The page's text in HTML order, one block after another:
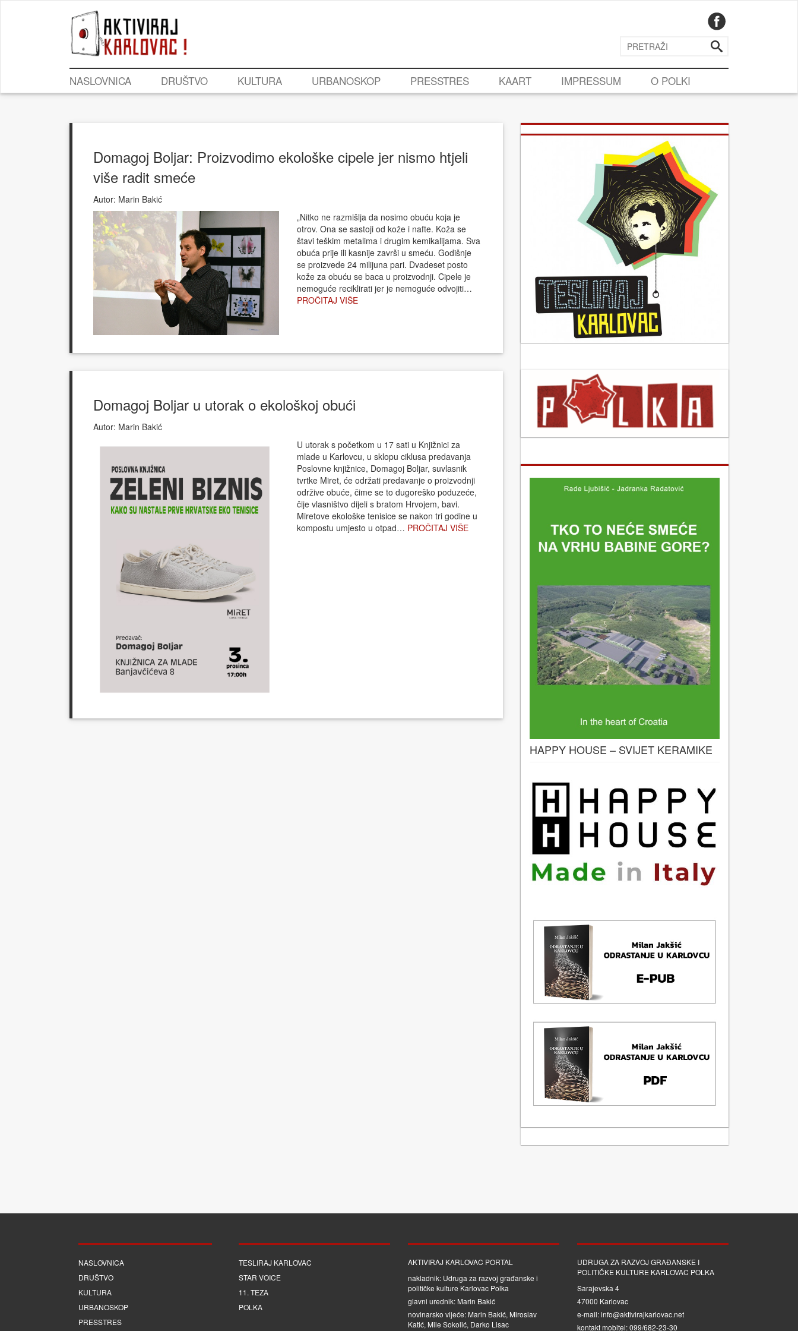
NASLOVNICA DRUŠTVO KULTURA URBANOSKOP PRESSTRES KAART IMPRESSUM O POLKI
Domagoj Boljar: Proizvodimo ekološke cipele jer nismo htjeli
više radit smeće
Autor: Marin Bakić
„Nitko ne razmišlja da nosimo obuću koja je
otrov. Ona se sastoji od kože i nafte. Koža se
štavi teškim metalima i drugim kemikalijama. Sva
obuća prije ili kasnije završi u smeću. Godišnje
se proizvede 24 milijuna pari. Dvadeset posto
kože za obuću se baca u proizvodnji. Cipele je
nemoguće reciklirati jer je nemoguće odvojiti…
PROČITAJ VIŠE
Domagoj Boljar u utorak o ekološkoj obući
Autor: Marin Bakić
U utorak s početkom u 17 sati u Knjižnici za
mlade u Karlovcu, u sklopu ciklusa predavanja
Poslovne knjižnice, Domagoj Boljar, suvlasnik
tvrtke Miret, će održati predavanje o proizvodnji
održive obuće, čime se to dugoreško poduzeće,
čije vlasništvo dijeli s bratom Hrvojem, bavi.
Miretove ekološke tenisice se nakon tri godine u
kompostu umjesto u otpad… PROČITAJ VIŠE
HAPPY HOUSE – SVIJET KERAMIKE
NASLOVNICA
DRUŠTVO
KULTURA
URBANOSKOP
PRESSTRES
TESLIRAJ KARLOVAC
STAR VOICE
11. TEZA
POLKA
AKTIVIRAJ KARLOVAC PORTAL
nakladnik: Udruga za razvoj građanske i
političke kulture Karlovac Polka
glavni urednik: Marin Bakić
novinarsko vijeće: Marin Bakić, Miroslav
Katić, Mile Sokolić, Darko Lisac
UDRUGA ZA RAZVOJ GRAĐANSKE I
POLITIČKE KULTURE KARLOVAC POLKA
Sarajevska 4
47000 Karlovac
e-mail: info@aktivirajkarlovac.net
kontakt mobitel: 099/682-23-30